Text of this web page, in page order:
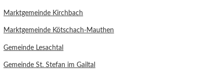
Marktgemeinde Kirchbach
Marktgemeinde Kötschach-Mauthen
Gemeinde Lesachtal
Gemeinde St. Stefan im Gailtal